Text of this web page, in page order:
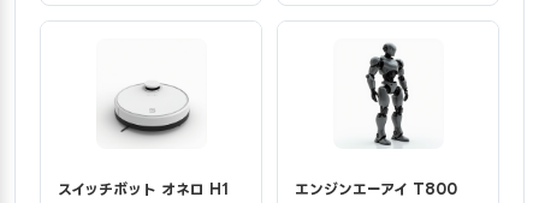
スイッチボット オネロ H1 エンジンエーアイ T800